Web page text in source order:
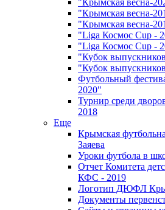
"Крымская весна-
"Крымская весна-
"Крымская весна-
"Liga Космос Cup -
"Liga Космос Cup -
"Кубок
"Кубок
Футбольный
2020"
Турнир среди
2018
Еще
Крымская
Заяева
Уроки футбола в
Отчет Комитета
КФС - 2019
Логотип ДЮФЛ
Документы